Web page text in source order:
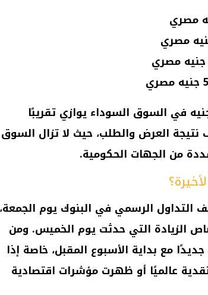
في السوق السوداء يوازي تقريبًا
العرض والطلب، حيث لا تزال السوق
من الجهات الحكومية.
التداول الرسمي في البنوك يوم الجمعة،
الزيادة التي حدثت يوم الخميس. ومن
مع بداية الأسبوع المقبل، خاصة إذا
عالميًا أو ظهرت مؤشرات اقتصادية